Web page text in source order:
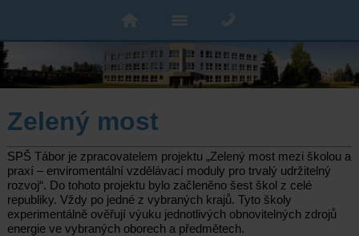
Zelený most
SPŠ Tábor je zpracovatelem projektu „Zelený most mezi školou a
praxí – enviromentální vzdělávací moduly pro trvalý udržitelný
rozvoj“. Do tohoto projektu bylo začleněno šest škol z celé
republiky. Vždy po jedné z vybraných krajů. Tyto školy
experimentálně ověřují výuku jednotlivých obnovitelných zdrojů
energie ve vybraných oborech a předmětech.